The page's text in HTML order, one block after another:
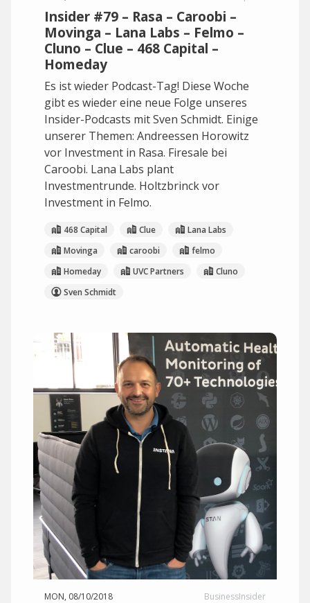
Insider #79 – Rasa – Caroobi –
Movinga – Lana Labs – Felmo –
Cluno – Clue – 468 Capital –
Homeday
Es ist wieder Podcast-Tag! Diese Woche
gibt es wieder eine neue Folge unseres
Insider-Podcasts mit Sven Schmidt. Einige
unserer Themen: Andreessen Horowitz
vor Investment in Rasa. Firesale bei
Caroobi. Lana Labs plant
Investmentrunde. Holtzbrinck vor
Investment in Felmo.
468 Capital Clue
Lana Labs
Movinga
caroobi
felmo
Homeday
UVC Partners
Cluno
Sven Schmidt
MON, 08/10/2018 BusinessInsider